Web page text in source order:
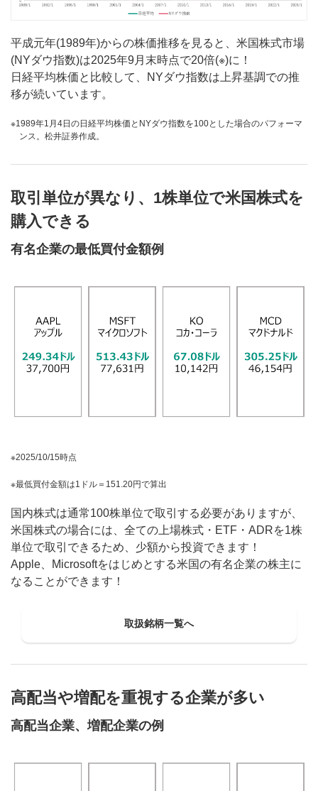
平成元年(1989年)からの株価推移を見ると、米国株式市場
(NYダウ指数)は2025年9月末時点で20倍(※)に！
日経平均株価と比較して、NYダウ指数は上昇基調での推
移が続いています。
1989年1月4日の日経平均株価とNYダウ指数を100とした場合のパフォーマ
ンス。松井証券作成。
取引単位が異なり、1株単位で米国株式を
購入できる
有名企業の最低買付金額例
2025/10/15時点
最低買付金額は1ドル＝151.20円で算出
国内株式は通常100株単位で取引する必要がありますが、
米国株式の場合には、全ての上場株式・ETF・ADRを1株
単位で取引できるため、少額から投資できます！
Apple、Microsoftをはじめとする米国の有名企業の株主に
なることができます！
取扱銘柄一覧へ
高配当や増配を重視する企業が多い
高配当企業、増配企業の例